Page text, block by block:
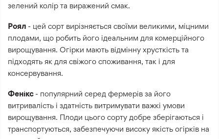
зелений колір та виражений смак.
Роял - цей сорт вирізняється своїми великими, міцними
плодами, що робить його ідеальним для комерційного
вирощування. Огірки мають відмінну хрусткість та
підходять як для свіжого споживання, так і для
консервування.
Фенікс- популярний серед фермерів за його
витривалість і здатність витримувати важкі умови
вирощування. Плоди цього сорту добре зберігаються і
транспортуються, забезпечуючи високу якість огірків на